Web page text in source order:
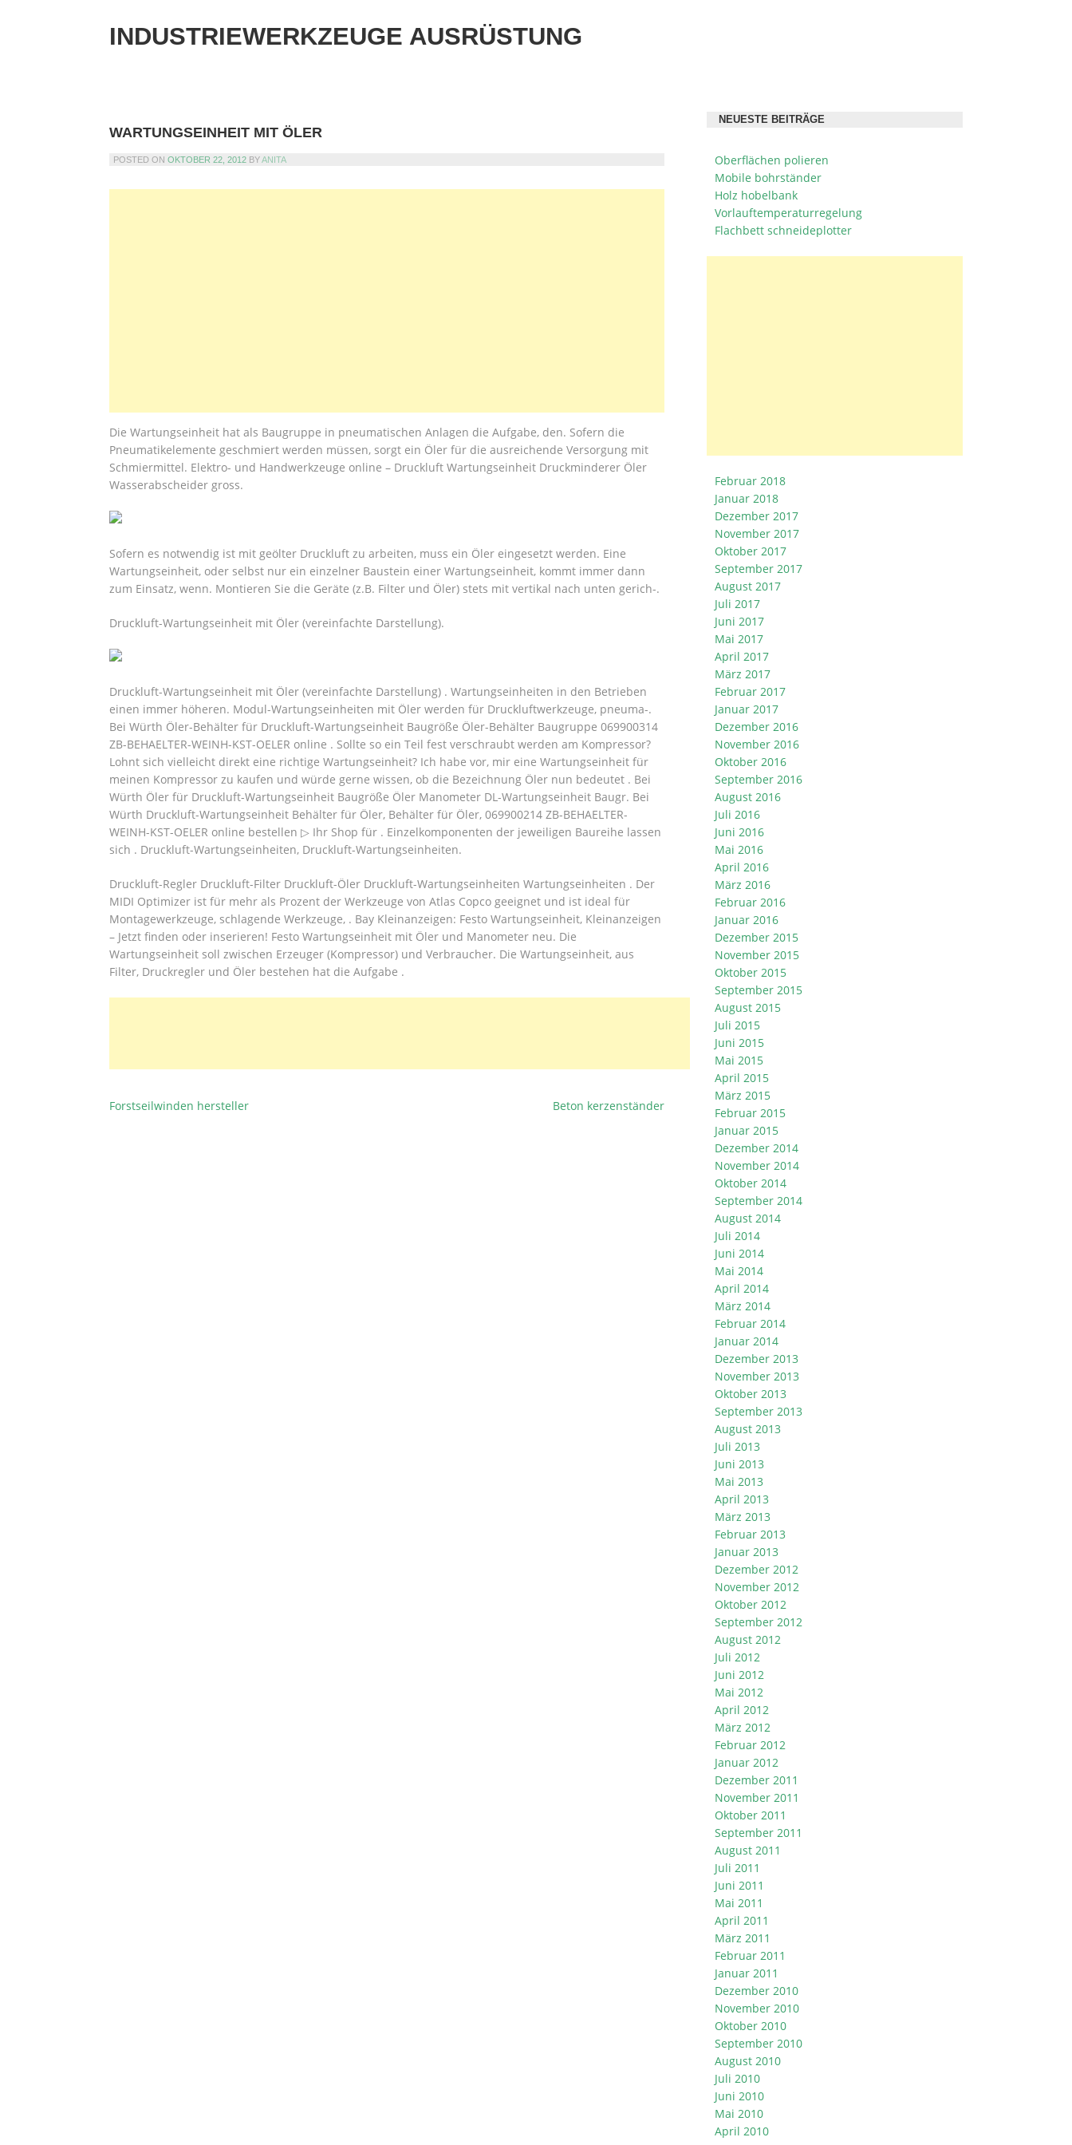
INDUSTRIEWERKZEUGE AUSRÜSTUNG
WARTUNGSEINHEIT MIT ÖLER
POSTED ON OKTOBER 22, 2012 BYANITA
Die Wartungseinheit hat als Baugruppe in pneumatischen Anlagen die Aufgabe, den. Sofern die
Pneumatikelemente geschmiert werden müssen, sorgt ein Öler für die ausreichende Versorgung mit
Schmiermittel. Elektro- und Handwerkzeuge online – Druckluft Wartungseinheit Druckminderer Öler
Wasserabscheider gross.
Sofern es notwendig ist mit geölter Druckluft zu arbeiten, muss ein Öler eingesetzt werden. Eine
Wartungseinheit, oder selbst nur ein einzelner Baustein einer Wartungseinheit, kommt immer dann
zum Einsatz, wenn. Montieren Sie die Geräte (z.B. Filter und Öler) stets mit vertikal nach unten gerich-.
Druckluft-Wartungseinheit mit Öler (vereinfachte Darstellung).
Druckluft-Wartungseinheit mit Öler (vereinfachte Darstellung) . Wartungseinheiten in den Betrieben
einen immer höheren. Modul-Wartungseinheiten mit Öler werden für Druckluftwerkzeuge, pneuma-.
Bei Würth Öler-Behälter für Druckluft-Wartungseinheit Baugröße Öler-Behälter Baugruppe 069900314
ZB-BEHAELTER-WEINH-KST-OELER online . Sollte so ein Teil fest verschraubt werden am Kompressor?
Lohnt sich vielleicht direkt eine richtige Wartungseinheit? Ich habe vor, mir eine Wartungseinheit für
meinen Kompressor zu kaufen und würde gerne wissen, ob die Bezeichnung Öler nun bedeutet . Bei
Würth Öler für Druckluft-Wartungseinheit Baugröße Öler Manometer DL-Wartungseinheit Baugr. Bei
Würth Druckluft-Wartungseinheit Behälter für Öler, Behälter für Öler, 069900214 ZB-BEHAELTER-
WEINH-KST-OELER online bestellen ▷ Ihr Shop für . Einzelkomponenten der jeweiligen Baureihe lassen
sich . Druckluft-Wartungseinheiten, Druckluft-Wartungseinheiten.
Druckluft-Regler Druckluft-Filter Druckluft-Öler Druckluft-Wartungseinheiten Wartungseinheiten . Der
MIDI Optimizer ist für mehr als Prozent der Werkzeuge von Atlas Copco geeignet und ist ideal für
Montagewerkzeuge, schlagende Werkzeuge, . Bay Kleinanzeigen: Festo Wartungseinheit, Kleinanzeigen
– Jetzt finden oder inserieren! Festo Wartungseinheit mit Öler und Manometer neu. Die
Wartungseinheit soll zwischen Erzeuger (Kompressor) und Verbraucher. Die Wartungseinheit, aus
Filter, Druckregler und Öler bestehen hat die Aufgabe .
BEITRAGSNAVIGATION
Forstseilwinden hersteller Beton kerzenständer
NEUESTE BEITRÄGE
Oberflächen polieren
Mobile bohrständer
Holz hobelbank
Vorlauftemperaturregelung
Flachbett schneideplotter
Februar 2018
Januar 2018
Dezember 2017
November 2017
Oktober 2017
September 2017
August 2017
Juli 2017
Juni 2017
Mai 2017
April 2017
März 2017
Februar 2017
Januar 2017
Dezember 2016
November 2016
Oktober 2016
September 2016
August 2016
Juli 2016
Juni 2016
Mai 2016
April 2016
März 2016
Februar 2016
Januar 2016
Dezember 2015
November 2015
Oktober 2015
September 2015
August 2015
Juli 2015
Juni 2015
Mai 2015
April 2015
März 2015
Februar 2015
Januar 2015
Dezember 2014
November 2014
Oktober 2014
September 2014
August 2014
Juli 2014
Juni 2014
Mai 2014
April 2014
März 2014
Februar 2014
Januar 2014
Dezember 2013
November 2013
Oktober 2013
September 2013
August 2013
Juli 2013
Juni 2013
Mai 2013
April 2013
März 2013
Februar 2013
Januar 2013
Dezember 2012
November 2012
Oktober 2012
September 2012
August 2012
Juli 2012
Juni 2012
Mai 2012
April 2012
März 2012
Februar 2012
Januar 2012
Dezember 2011
November 2011
Oktober 2011
September 2011
August 2011
Juli 2011
Juni 2011
Mai 2011
April 2011
März 2011
Februar 2011
Januar 2011
Dezember 2010
November 2010
Oktober 2010
September 2010
August 2010
Juli 2010
Juni 2010
Mai 2010
April 2010